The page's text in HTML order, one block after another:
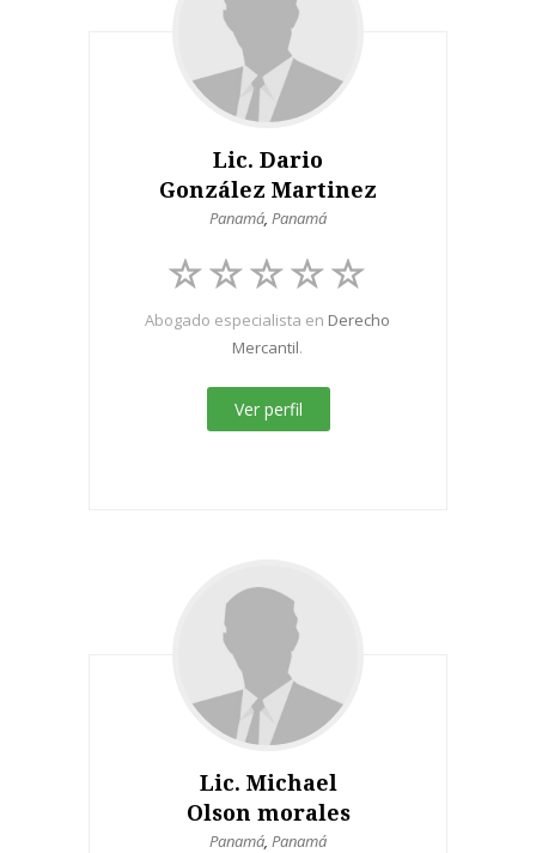
Lic. Dario
González Martinez
Panamá, Panamá
Abogado especialista en Derecho
Mercantil.
Ver perfil
Lic. Michael
Olson morales
Panamá, Panamá